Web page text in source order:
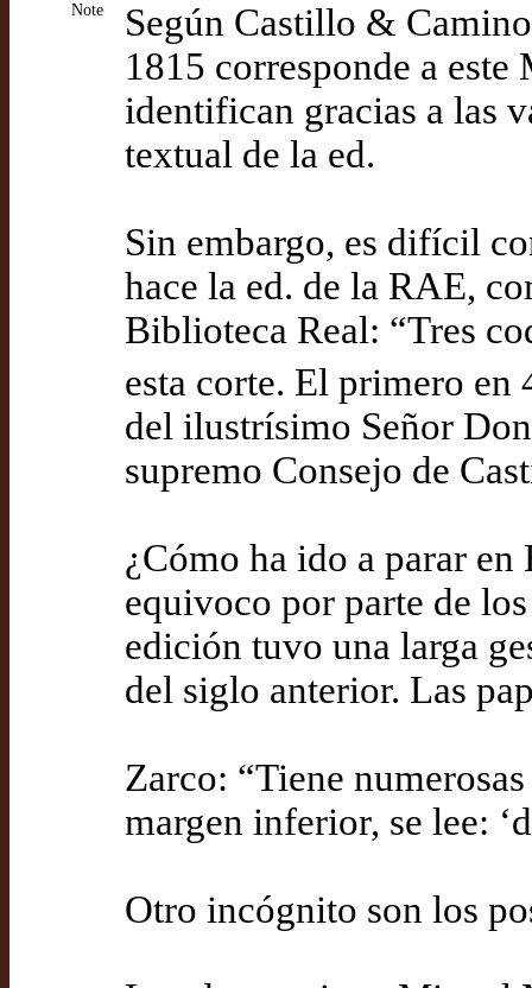
Note
Según Castillo &
1815 corresponde a
identifican gracias a las
textual de la ed.
Sin embargo, es difícil
hace la ed. de la RAE,
Biblioteca Real: “Tres
esta corte. El primero en
del ilustrísimo Señor
supremo Consejo de
¿Cómo ha ido a parar en
equivoco por parte de
edición tuvo una larga
del siglo anterior. Las
Zarco: “Tiene
margen inferior, se lee:
Otro incógnito son los